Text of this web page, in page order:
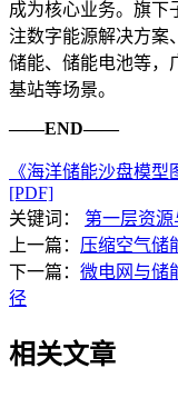
成为核心业务。旗下
注数字能源解决方案
储能、储能电池等，
基站等场景。
——END——
《海洋储能沙盘模
[PDF]
关键词： 第一层资源
上一篇： 压缩空气储
下一篇： 微电网与储
径
相关文章